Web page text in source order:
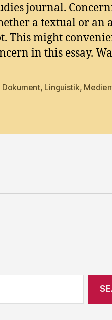
journal.
a textual or an
This might
in this essay.
Dokument, Linguistik,